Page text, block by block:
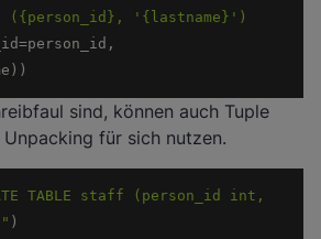
({person_id}, '{lastname}')
sind, können auch Tuple
für sich nutzen.
TABLE staff (person_id int,